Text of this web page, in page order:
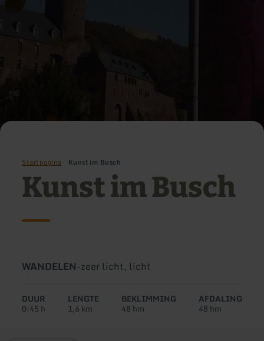
Startpagina Kunst im Busch
Kunst im Busch
Soort
WANDELEN-Moeilijkheidsgraad:
zeer licht, licht
DUUR
0:45 h
LENGTE
1,6 km
BEKLIMMING
48 hm
AFDALING
48 hm